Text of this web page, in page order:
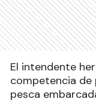
El intendente
competencia de
pesca